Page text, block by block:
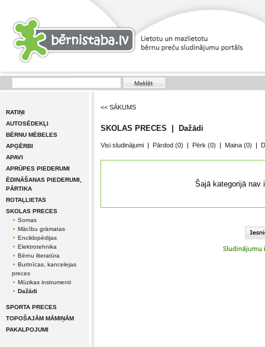
RATIŅI
AUTOSĒDEKĻI
BĒRNU MĒBELES
APĢĒRBI
APAVI
APRŪPES PIEDERUMI
ĒDINĀŠANAS PIEDERUMI,
PĀRTIKA
ROTAĻLIETAS
SKOLAS PRECES
Somas
Mācību grāmatas
Enciklopēdijas
Elektrotehnika
Bērnu literatūra
Burtnīcas, kancelejas
preces
Mūzikas instrumenti
Dažādi
SPORTA PRECES
TOPOŠAJĀM MĀMIŅĀM
PAKALPOJUMI
<< SĀKUMS
SKOLAS PRECES | Dažādi
Visi sludinājumi | Pārdod (0) | Pērk (0) | Maina (0) |
Šajā kategorijā nav